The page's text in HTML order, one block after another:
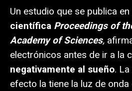
Un estudio que se publica en
científica Proceedings of
Academy of Sciences,
electrónicos antes de ir a la
negativamente al sueño.
efecto la tiene la luz de